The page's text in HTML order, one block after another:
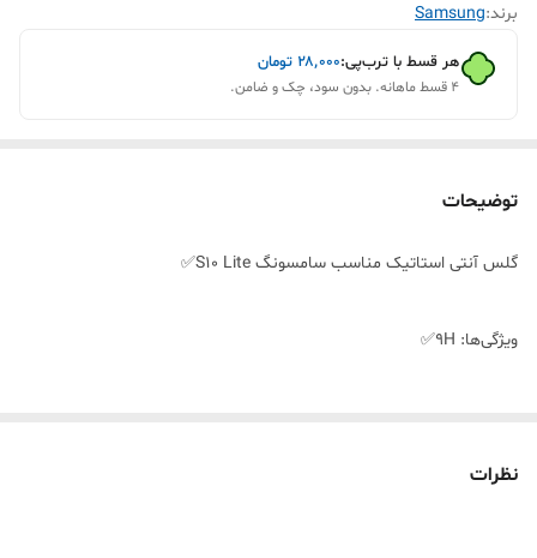
برند:Samsung
هر قسط با ترب‌پی:۲۸٬۰۰۰ تومان
۴ قسط ماهانه. بدون سود، چک و ضامن.
توضیحات
گلس آنتی استاتیک مناسب سامسونگ S10 Lite✅
ویژگی‌ها: 9H✅
نظرات